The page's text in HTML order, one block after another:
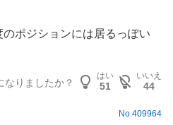
ポジションには居るっぽい
なりましたか？
はい
51
いいえ
44
No. 409964